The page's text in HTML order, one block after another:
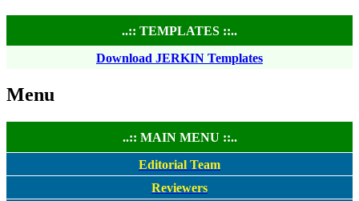
..:: TEMPLATES ::..
Download JERKIN Templates
Menu
..:: MAIN MENU ::..
Editorial Team
Reviewers